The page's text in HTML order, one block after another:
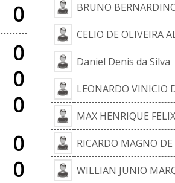
0
0
0
0
0
0
BRUNO
CELIO DE OLIVEIRA
Daniel Denis da Silva
LEONARDO VINICIO
MAX HENRIQUE
RICARDO MAGNO
WILLIAN JUNIO